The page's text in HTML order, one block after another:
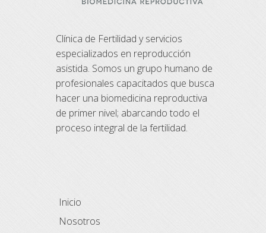
Clínica de Fertilidad y servicios
especializados en reproducción
asistida. Somos un grupo humano de
profesionales capacitados que busca
hacer una biomedicina reproductiva
de primer nivel; abarcando todo el
proceso integral de la fertilidad.
Inicio
Nosotros